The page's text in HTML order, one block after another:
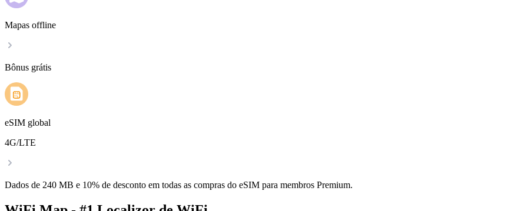
Mapas offline
Bônus grátis
eSIM global
4G/LTE
Dados de 240 MB e 10% de desconto em todas as compras do eSIM para membros Premium.